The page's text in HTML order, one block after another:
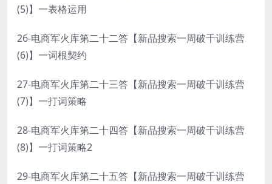
(5)】一表格运用
26-电商军火库第二十二答【新品搜索一周破千训练营
(6)】一词根契约
27-电商军火库第二十三答【新品搜索一周破千训练营
(7)】一打词策略
28-电商军火库第二十四答【新品搜索一周破千训练营
(8)】一打词策略2
29-电商军火库第二十五答【新品搜索一周破千训练营